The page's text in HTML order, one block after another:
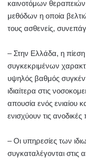
καινοτόμων
μεθόδων η οποία
τους ασθενείς,
– Στην Ελλάδα, η πίεση
συγκεκριμένων
υψηλός βαθμός
ιδιαίτερα στις
απουσία ενός ενιαίου
ενισχύουν τις ανοδικές
– Οι υπηρεσίες των
συγκαταλέγονται